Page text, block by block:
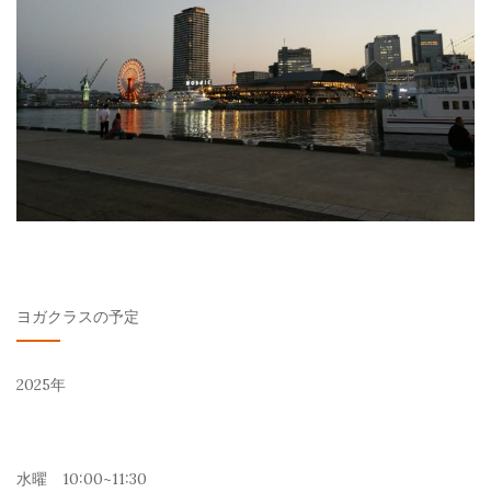
ヨガクラスの予定
2025年
水曜 10:00~11:30